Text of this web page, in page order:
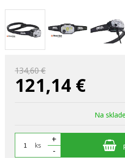
134,60 €
121,14 €
Na sklade
ks
+
-